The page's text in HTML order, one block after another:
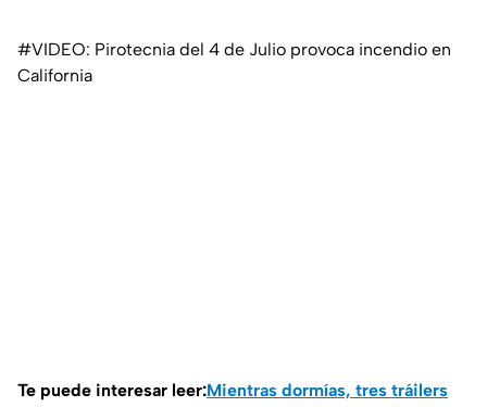
#VIDEO: Pirotecnia del 4 de Julio provoca incendio en
California
Te puede interesar leer:Mientras dormías, tres tráilers